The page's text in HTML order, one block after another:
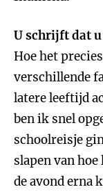
U schrijft dat
Hoe het
verschillende
latere leeftijd
ben ik snel
schoolreisje
slapen van
de avond erna